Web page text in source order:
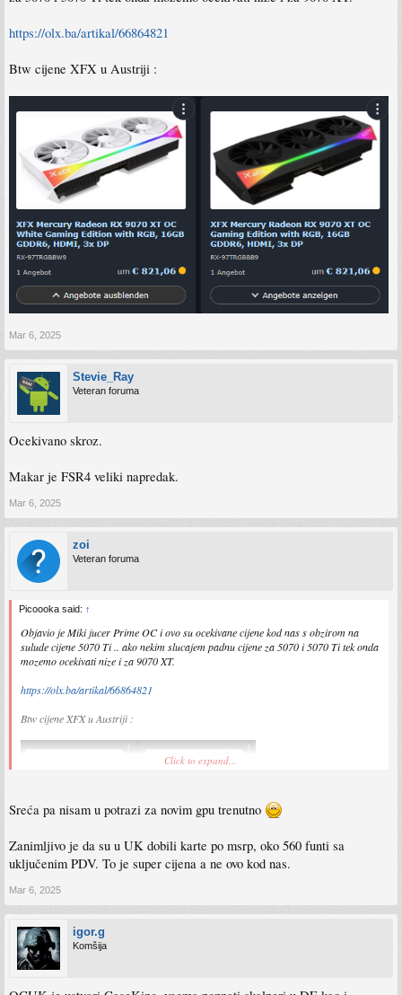
https://olx.ba/artikal/66864821
Btw cijene XFX u Austriji :
Mar 6, 2025
Stevie_Ray
Veteran foruma
Ocekivano skroz.
Makar je FSR4 veliki napredak.
Mar 6, 2025
zoi
Veteran foruma
Picoooka said: ↑
Objavio je Miki jucer Prime OC i ovo su ocekivane cijene kod nas s obzirom na
sulude cijene 5070 Ti .. ako nekim slucajem padnu cijene za 5070 i 5070 Ti tek onda
mozemo ocekivati nize i za 9070 XT.
https://olx.ba/artikal/66864821
Btw cijene XFX u Austriji :
Click to expand...
Sreća pa nisam u potrazi za novim gpu trenutno
Zanimljivo je da su u UK dobili karte po msrp, oko 560 funti sa
uključenim PDV. To je super cijena a ne ovo kod nas.
Mar 6, 2025
igor.g
Komšija